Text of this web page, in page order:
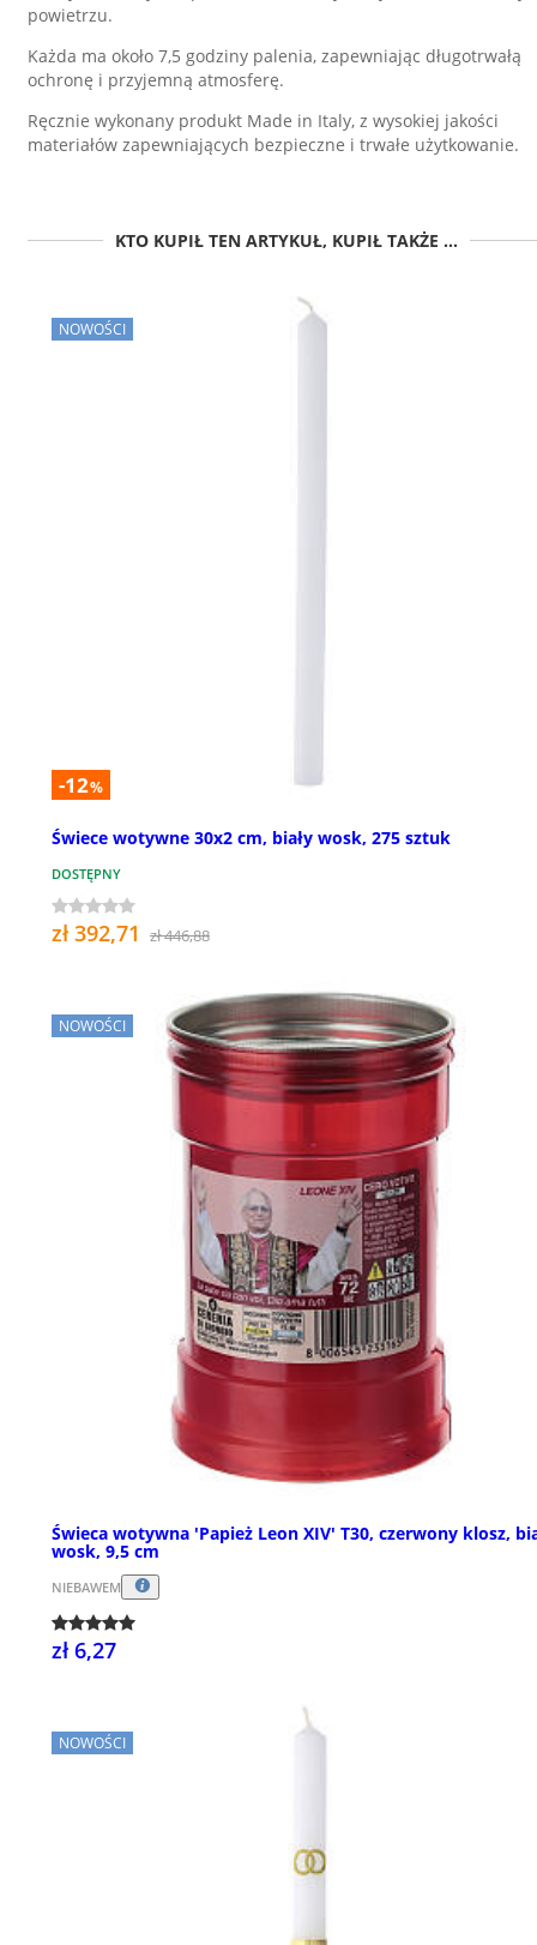
powietrzu.
Każda ma około 7,5 godziny palenia, zapewniając długotrwałą
ochronę i przyjemną atmosferę.
Ręcznie wykonany produkt Made in Italy, z wysokiej jakości
materiałów zapewniających bezpieczne i trwałe użytkowanie.
KTO KUPIŁ TEN ARTYKUŁ, KUPIŁ TAKŻE ...
NOWOŚCI
-12%
Świece wotywne 30x2 cm, biały wosk, 275 sztuk
DOSTĘPNY
zł 392,71 zł 446,88
NOWOŚCI
Świeca wotywna 'Papież Leon XIV' T30, czerwony klosz,
wosk, 9,5 cm
NIEBAWEM
zł 6,27
NOWOŚCI